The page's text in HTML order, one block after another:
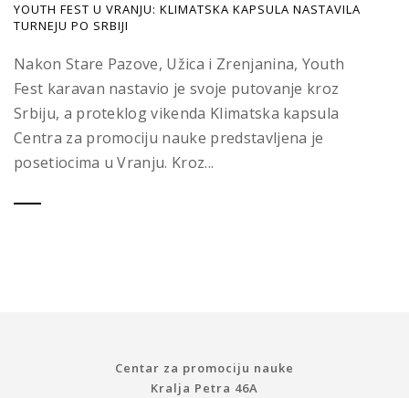
YOUTH FEST U VRANJU: KLIMATSKA KAPSULA NASTAVILA
TURNEJU PO SRBIJI
Nakon Stare Pazove, Užica i Zrenjanina, Youth
Fest karavan nastavio je svoje putovanje kroz
Srbiju, a proteklog vikenda Klimatska kapsula
Centra za promociju nauke predstavljena je
posetiocima u Vranju. Kroz...
Centar za promociju nauke
Kralja Petra 46A